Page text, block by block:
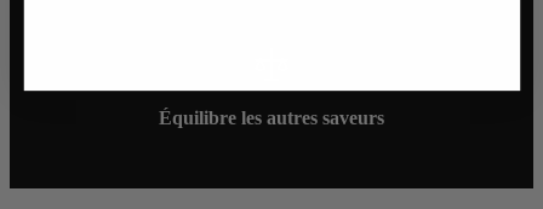
Équilibre les autres saveurs